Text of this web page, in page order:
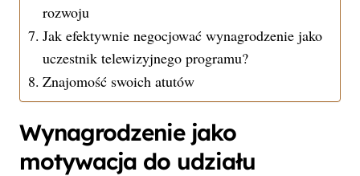
rozwoju
Jak efektywnie negocjować wynagrodzenie jako
uczestnik telewizyjnego programu?
Znajomość swoich atutów
Wynagrodzenie jako
motywacja do udziału